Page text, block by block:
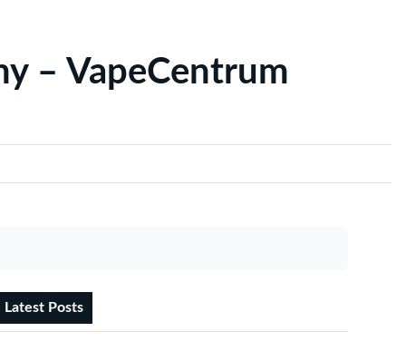
– VapeCentrum
Latest Posts